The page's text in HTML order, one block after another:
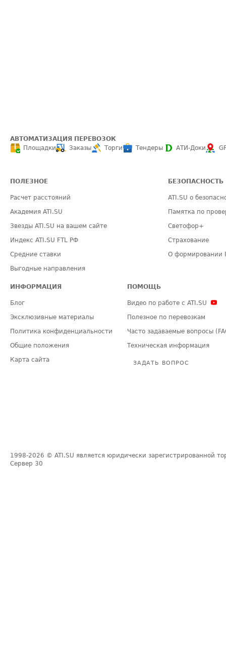
АВТОМАТИЗАЦИЯ ПЕРЕВОЗОК
Площадки
Заказы Торги Тендеры АТИ-Доки
ПОЛЕЗНОЕ
Расчет расстояний
Академия ATI.SU
Звезды ATI.SU на вашем сайте
Индекс ATI.SU FTL РФ
Средние ставки
Выгодные направления
БЕЗОПАСНОСТЬ
ATI.SU о
Памятка по
Светофор+
Страхование
О формировании
ИНФОРМАЦИЯ
Блог
Эксклюзивные материалы
Политика конфиденциальности
Общие положения
Карта сайта
ПОМОЩЬ
Видео по работе с ATI.SU
Полезное по перевозкам
Часто задаваемые вопросы
Техническая информация
ЗАДАТЬ ВОПРОС
1998-2026 © ATI.SU является юридически зарегистрированной
Сервер 30